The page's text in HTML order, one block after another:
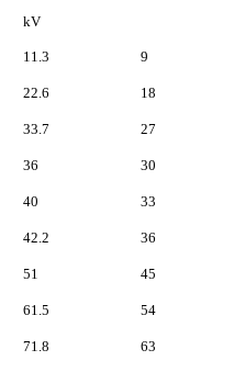
kV
11.3 9
22.6 18
33.7 27
36 30
40 33
42.2 36
51 45
61.5 54
71.8 63